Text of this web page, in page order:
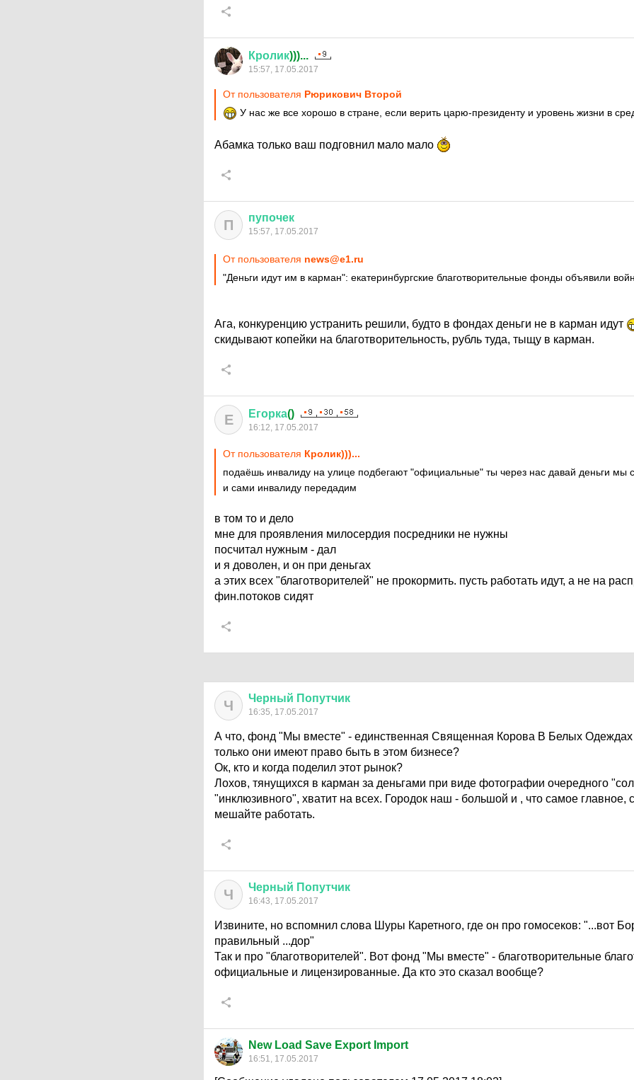
Кролик)))...
15:57, 17.05.2017
От пользователя Рюрикович Второй
У нас же все хорошо в стране, если верить царю-президенту и уровень жизни в
Абамка только ваш подговнил мало мало
П пупочек
15:57, 17.05.2017
От пользователя news@e1.ru
"Деньги идут им в карман": екатеринбургские благотворительные фонды объявили
Ага, конкуренцию устранить решили, будто в фондах деньги не в карман идут
скидывают копейки на благотворительность, рубль туда, тыщу в карман.
Е Егорка()
16:12, 17.05.2017
От пользователя Кролик)))...
подаёшь инвалиду на улице подбегают "официальные" ты через нас давай деньги мы
и сами инвалиду передадим
в том то и дело
мне для проявления милосердия посредники не нужны
посчитал нужным - дал
и я доволен, и он при деньгах
а этих всех "благотворителей" не прокормить. пусть работать идут, а не на
фин.потоков сидят
Ч Черный Попутчик
16:35, 17.05.2017
А что, фонд "Мы вместе" - единственная Священная Корова В Белых Одеждах
только они имеют право быть в этом бизнесе?
Ок, кто и когда поделил этот рынок?
Лохов, тянущихся в карман за деньгами при виде фотографии очередного
"инклюзивного", хватит на всех. Городок наш - большой и , что самое главное,
мешайте работать.
Ч Черный Попутчик
16:43, 17.05.2017
Извините, но вспомнил слова Шуры Каретного, где он про гомосеков: "...вот
правильный ...дор"
Так и про "благотворителей". Вот фонд "Мы вместе" - благотворительные
официальные и лицензированные. Да кто это сказал вообще?
New Load Save Export Import
16:51, 17.05.2017